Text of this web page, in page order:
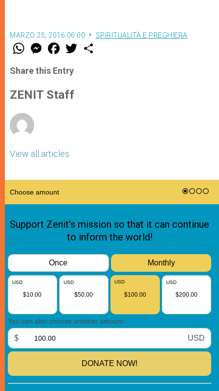
MARZO 25, 2016 06:00 SPIRITUALITÀ E PREGHIERA
W
t
s
p
p
M
e
s
e
g
e
F
a
e
b
o
k
w
Share this Entry
ZENIT Staff
View all articles